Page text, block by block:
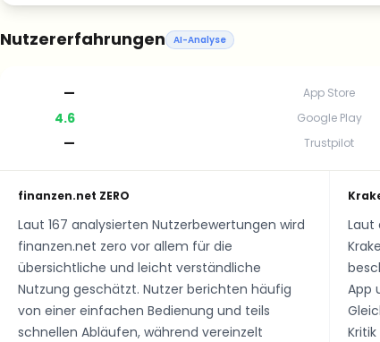
Nutzererfahrungen AI-Analyse
— App Store
4.6
Google Play
—
Trustpilot
finanzen.net ZERO
Laut 167 analysierten Nutzerbewertungen wird
finanzen.net zero vor allem für die
übersichtliche und leicht verständliche
Nutzung geschätzt. Nutzer berichten häufig
von einer einfachen Bedienung und teils
schnellen Abläufen, während vereinzelt
Laut
App